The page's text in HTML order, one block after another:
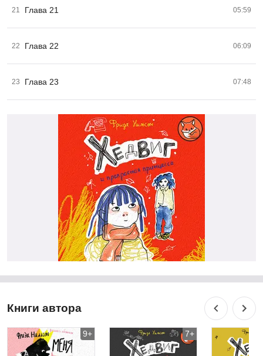
21 Глава 21 05:59
22 Глава 22 06:09
23 Глава 23 07:48
Книги автора
9+ 7+